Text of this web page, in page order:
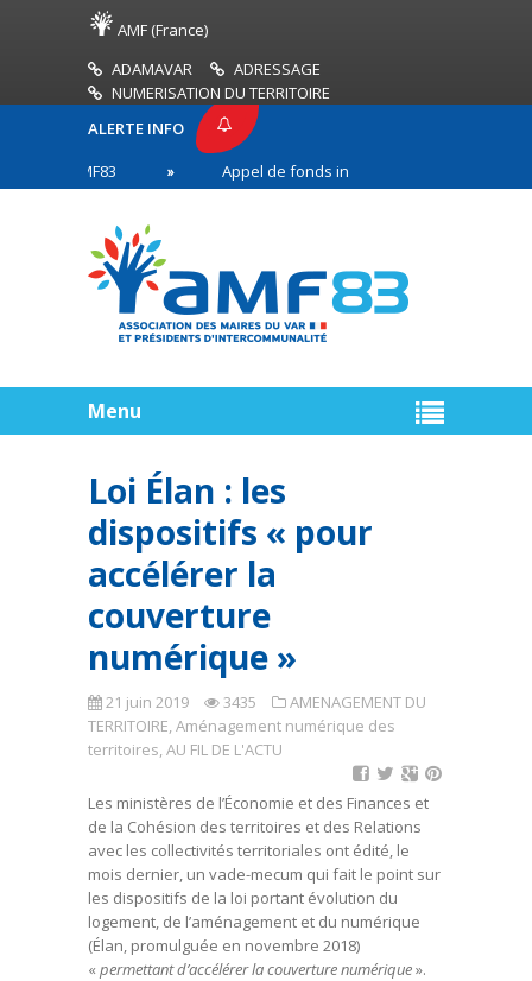
AMF (France)
ADAMAVAR
ADRESSAGE
NUMERISATION DU TERRITOIRE
ALERTE INFO
Appel de fonds incendies de forêt
première ligne
Menu
Loi Élan : les
dispositifs « pour
accélérer la
couverture
numérique »
21 juin 2019 3435
AMENAGEMENT DU
TERRITOIRE,Aménagement numérique des
territoires,AU FIL DE L'ACTU
Les ministères de l’Économie et des Finances et
de la Cohésion des territoires et des Relations
avec les collectivités territoriales ont édité, le
mois dernier, un vade-mecum qui fait le point sur
les dispositifs de la loi portant évolution du
logement, de l’aménagement et du numérique
(Élan, promulguée en novembre 2018)
« permettant d’accélérer la couverture numérique».